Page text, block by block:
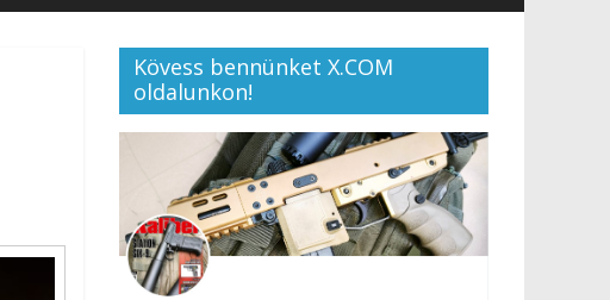
Kövess bennünket X.COM
oldalunkon!